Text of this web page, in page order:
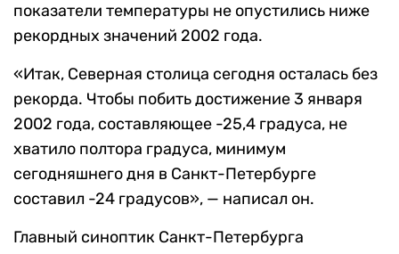
показатели температуры не опустились ниже
рекордных значений 2002 года.
«Итак, Северная столица сегодня осталась без
рекорда. Чтобы побить достижение 3 января
2002 года, составляющее -25,4 градуса, не
хватило полтора градуса, минимум
сегодняшнего дня в Санкт-Петербурге
составил -24 градусов», — написал он.
Главный синоптик Санкт-Петербурга